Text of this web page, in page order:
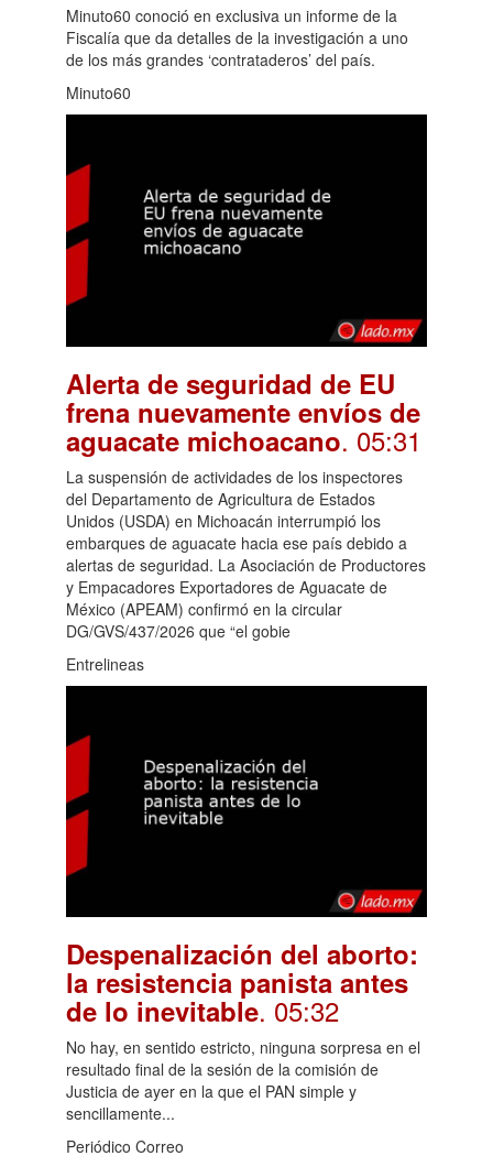
Minuto60 conoció en exclusiva un informe de la
Fiscalía que da detalles de la investigación a uno
de los más grandes ‘contrataderos’ del país.
Minuto60
Alerta de seguridad de EU
frena nuevamente envíos de
aguacate michoacano. 05:31
La suspensión de actividades de los inspectores
del Departamento de Agricultura de Estados
Unidos (USDA) en Michoacán interrumpió los
embarques de aguacate hacia ese país debido a
alertas de seguridad. La Asociación de Productores
y Empacadores Exportadores de Aguacate de
México (APEAM) confirmó en la circular
DG/GVS/437/2026 que “el gobie
Entrelineas
Despenalización del aborto:
la resistencia panista antes
de lo inevitable. 05:32
No hay, en sentido estricto, ninguna sorpresa en el
resultado final de la sesión de la comisión de
Justicia de ayer en la que el PAN simple y
sencillamente...
Periódico Correo